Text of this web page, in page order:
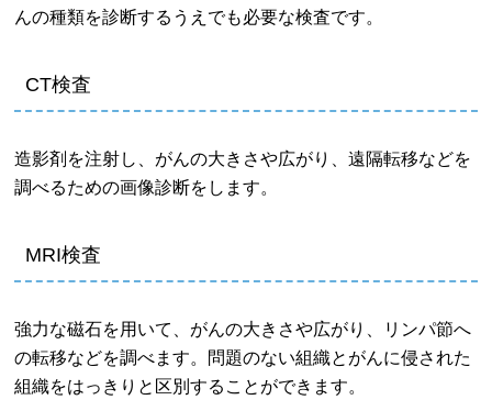
んの種類を診断するうえでも必要な検査です。
CT検査
造影剤を注射し、がんの大きさや広がり、遠隔転移などを
調べるための画像診断をします。
MRI検査
強力な磁石を用いて、がんの大きさや広がり、リンパ節へ
の転移などを調べます。問題のない組織とがんに侵された
組織をはっきりと区別することができます。